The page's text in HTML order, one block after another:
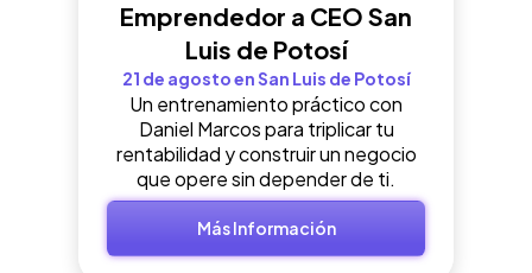
Emprendedor a CEO San
Luis de Potosí
21 de agosto en San Luis de Potosí
Un entrenamiento práctico con
Daniel Marcos para triplicar tu
rentabilidad y construir un negocio
que opere sin depender de ti.
Más Información